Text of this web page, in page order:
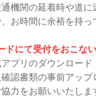
機関の延着時や道
お時間に余裕を持っ
ドにて受付をおこな
プリのダウンロード
認書類の事前アップ
力をお願いいたしま